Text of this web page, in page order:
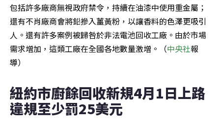
包括許多廠商無視政府禁令，持續在油漆中使用重金屬；
還有不肖廠商會將鉛摻入薑黃粉，以讓香料的色澤更吸引
人。還有許多案例被歸咎於非法電池回收工廠。由於市場
需求增加，這類工廠在全國各地數量激增。（中央社報
導）
紐約市廚餘回收新規4月1日上路
違規至少罰25美元